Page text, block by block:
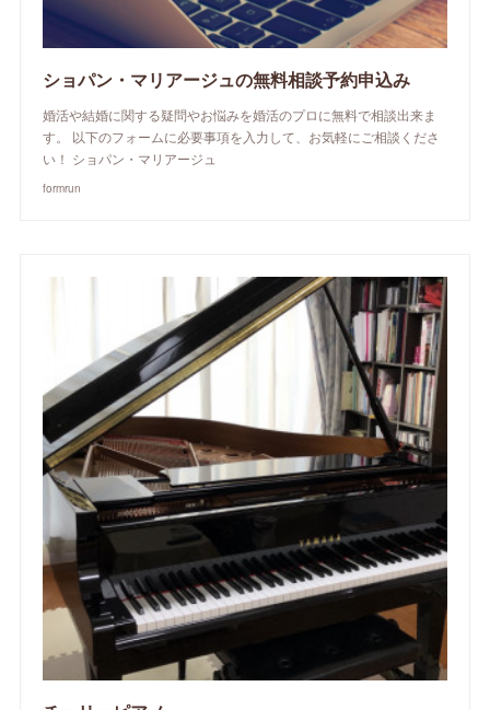
ショパン・マリアージュの無料相談予約申込み
婚活や結婚に関する疑問やお悩みを婚活のプロに無料で相談出来ま
す。 以下のフォームに必要事項を入力して、お気軽にご相談くださ
い！ ショパン・マリアージュ
formrun